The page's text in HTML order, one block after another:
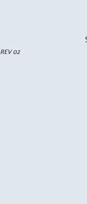
REV 02